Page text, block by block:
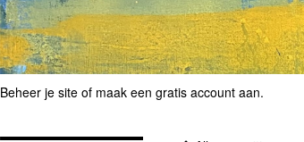
Beheer je site of maak een gratis account aan.